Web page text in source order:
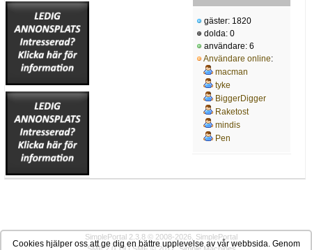
gäster: 1820
dolda: 0
användare: 6
Användare online:
macman
tyke
BiggerDigger
Raketost
mindis
Pen
SimplePortal 2.3.8 © 2008-2026, SimplePortal
Cookies hjälper oss att ge dig en bättre upplevelse av vår webbsida. Genom